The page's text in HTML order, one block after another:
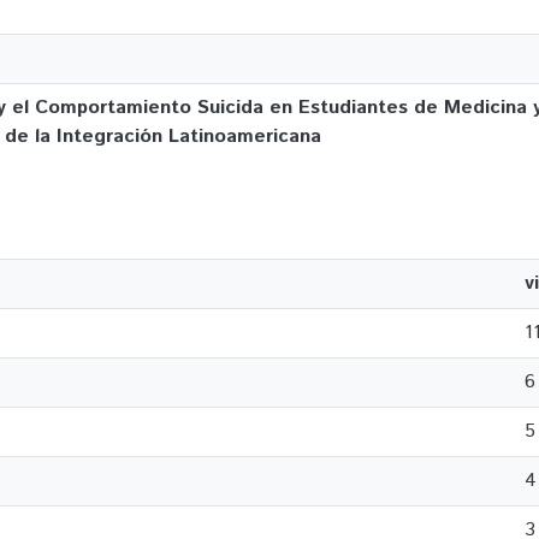
Comportamiento Suicida en Estudiantes de Medicina
la Integración Latinoamericana
6
5
4
3